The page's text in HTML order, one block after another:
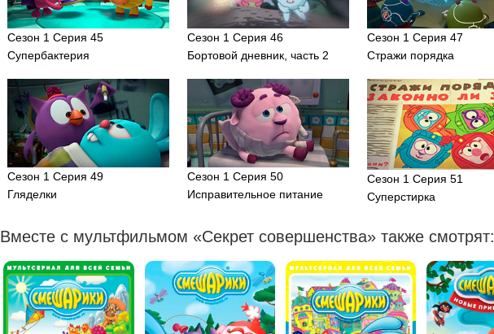
Сезон 1 Серия 45
Супербактерия
Сезон 1 Серия 46
Бортовой дневник, часть 2
Сезон 1 Серия 47
Стражи порядка
Сезон 1 Серия 49
Гляделки
Сезон 1 Серия 50
Исправительное питание
Сезон 1 Серия 51
Суперстирка
Вместе с мультфильмом «Секрет совершенства» также смотрят: